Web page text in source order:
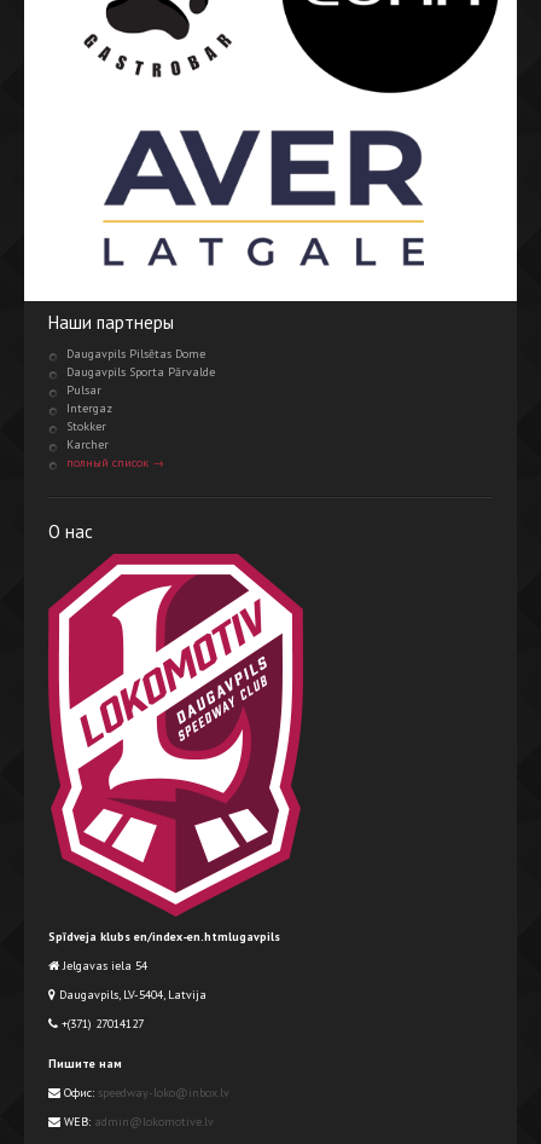
Наши партнеры
Daugavpils Pilsētas Dome
Daugavpils Sporta Pārvalde
Pulsar
Intergaz
Stokker
Karcher
полный список →
О нас
Spīdveja klubs en/index-en.htmlugavpils
Jelgavas iela 54
Daugavpils, LV-5404, Latvija
+(371) 27014127
Пишите нам
Офис: speedway-loko@inbox.lv
WEB: admin@lokomotive.lv